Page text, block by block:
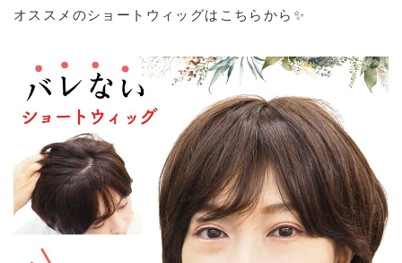
オススメのショートウィッグはこちらから✨